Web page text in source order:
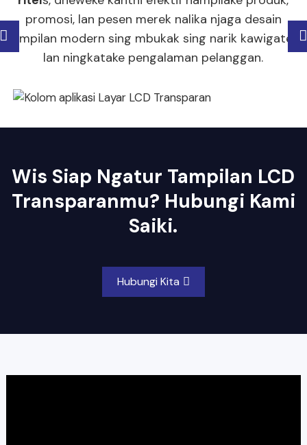
promosi, lan pesen merek nalika njaga desain
tampilan modern sing mbukak sing narik kawigaten
lan ningkatake pengalaman pelanggan.
Wis Siap Ngatur Tampilan LCD
Transparanmu? Hubungi Kami
Saiki.
Hubungi Kita